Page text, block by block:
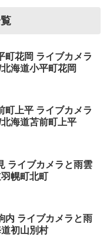
町花岡 ライブカメラ
海道小平町花岡
町上平 ライブカメラ
海道苫前町上平
ライブカメラと雨雲
幌町北町
内 ライブカメラと雨
初山別村